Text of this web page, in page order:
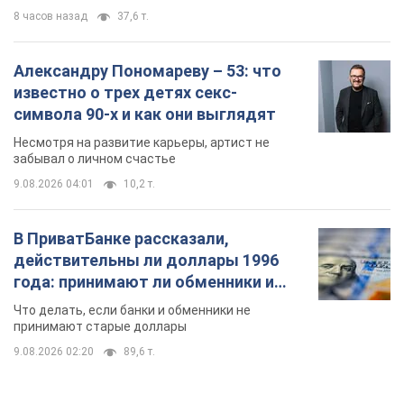
8 часов назад 37,6 т.
Александру Пономареву – 53: что
известно о трех детях секс-
символа 90-х и как они выглядят
Несмотря на развитие карьеры, артист не
забывал о личном счастье
9.08.2026 04:01 10,2 т.
В ПриватБанке рассказали,
действительны ли доллары 1996
года: принимают ли обменники и
банки такие купюры
Что делать, если банки и обменники не
принимают старые доллары
9.08.2026 02:20 89,6 т.